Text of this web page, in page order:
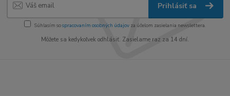
Prihlásiť sa
Súhlasím sospracovaním osobných údajov za účelom zasielania newslettera.
Môžete sa kedykoľvek odhlásiť. Zasielame raz za 14 dní.